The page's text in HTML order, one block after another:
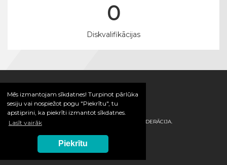
Mēs izmantojam sīkdatnes! Turpinot pārlūka
sesiju vai nospiežot pogu "Piekrītu", tu
apstiprini, ka piekrīti izmantot sīkdatnes.
Lasīt vairāk
Piekrītu
0
Diskvalifikācijas
© 2026 / LATVIJAS HANDBOLA FEDERĀCIJA.